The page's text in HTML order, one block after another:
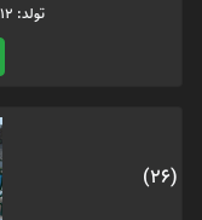
تولد: 1345/02/12 فوت: 1367/04/22
(26)